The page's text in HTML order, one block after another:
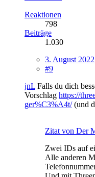
Reaktionen
798
Beiträge
1.030
3. August
#9
jnL Falls du dich
Vorschlag https://
ger%C3%A4t/(und
Zitat von Der
Zwei IDs auf
Alle anderen